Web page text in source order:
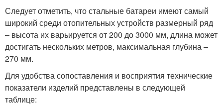
Следует отметить, что стальные батареи имеют самый
широкий среди отопительных устройств размерный ряд
– высота их варьируется от 200 до 3000 мм, длина может
достигать нескольких метров, максимальная глубина –
270 мм.
Для удобства сопоставления и восприятия технические
показатели изделий представлены в следующей
таблице: